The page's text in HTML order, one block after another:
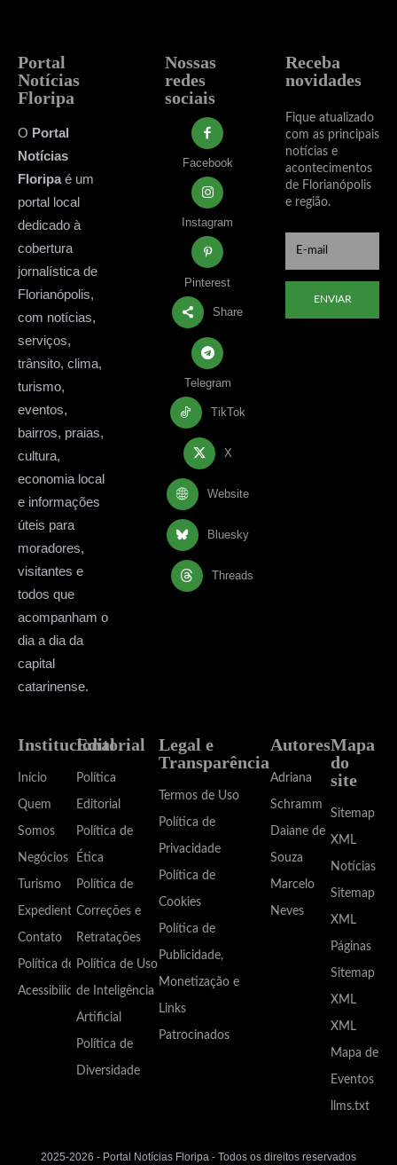
Portal
Notícias
Floripa
O Portal
Notícias
Floripaé um
portal local
dedicado à
cobertura
jornalística de
Florianópolis,
com notícias,
serviços,
trânsito, clima,
turismo,
eventos,
bairros, praias,
cultura,
economia local
e informações
úteis para
moradores,
visitantes e
todos que
acompanham o
dia a dia da
capital
catarinense.
Nossas
redes
sociais
Facebook
Instagram
Pinterest
Share
Telegram
TikTok
X
Website
Bluesky
Threads
Receba
novidades
Fique atualizado
com as principais
notícias e
acontecimentos
de Florianópolis
e região.
ENVIAR
Institucional
Início
Quem
Somos
Negócios
Turismo
Expediente
Contato
Política de
Acessibilidade
Editorial
Política
Editorial
Política de
Ética
Política de
Correções e
Retratações
Política de Uso
de Inteligência
Artificial
Política de
Diversidade
Legal e
Transparência
Termos de Uso
Política de
Privacidade
Política de
Cookies
Política de
Publicidade,
Monetização e
Links
Patrocinados
Autores
Adriana
Schramm
Daiane de
Souza
Marcelo
Neves
Mapa
do
site
Sitemap
XML
Notícias
Sitemap
XML
Páginas
Sitemap
XML
XML
Mapa de
Eventos
llms.txt
2025-2026 - Portal Notícias Floripa - Todos os direitos reservados